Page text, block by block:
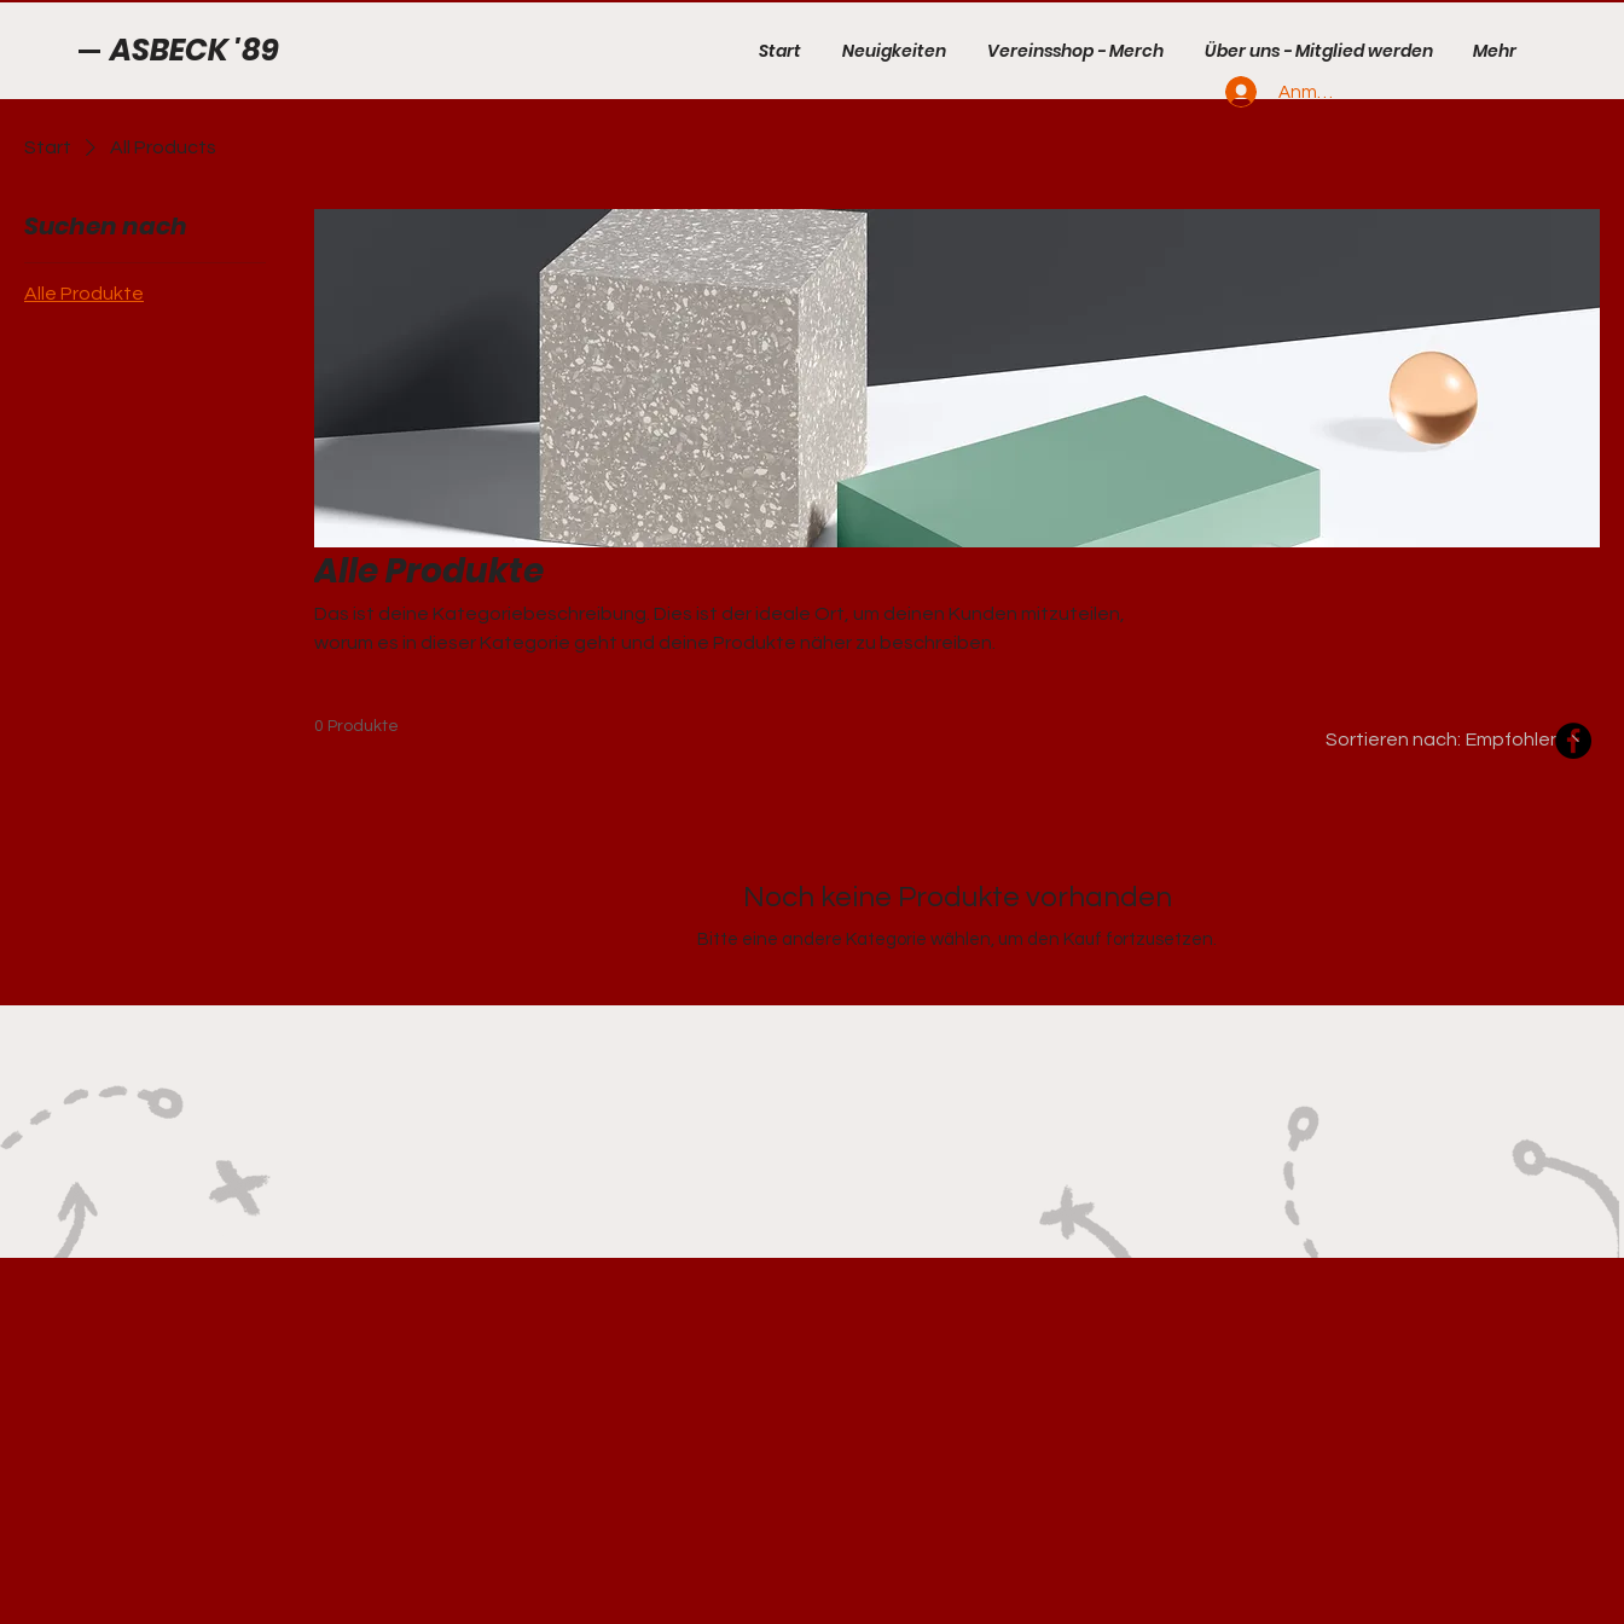
ASBECK '89 Start Neuigkeiten Vereinsshop - Merch Über uns - Mitglied werden Mehr
Anmelden
Start All Products
Suchen nach
Alle Produkte
Alle Produkte
Das ist deine Kategoriebeschreibung. Dies ist der ideale Ort, um deinen Kunden mitzuteilen,
worum es in dieser Kategorie geht und deine Produkte näher zu beschreiben.
0 Produkte
Sortieren nach: Empfohlen
Noch keine Produkte vorhanden
Bitte eine andere Kategorie wählen, um den Kauf fortzusetzen.